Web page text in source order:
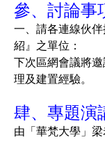
參、討論事
一、請各連線伙
紹』之單位：
下次區網會議將
理及建置經驗。
肆、專題演
由「華梵大學」